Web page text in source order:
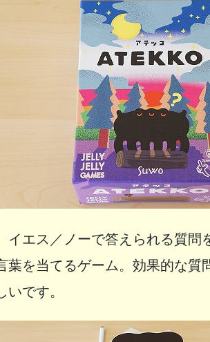
イエス／ノーで答えられる質
葉を当てるゲーム。効果的な
です。